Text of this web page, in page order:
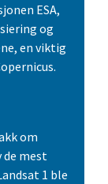
ESA,
og
en viktig
om
de mest
1 ble